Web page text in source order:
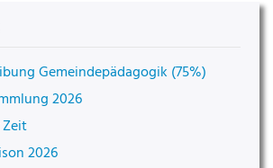
Gemeindepädagogik (75%)
2026
2026